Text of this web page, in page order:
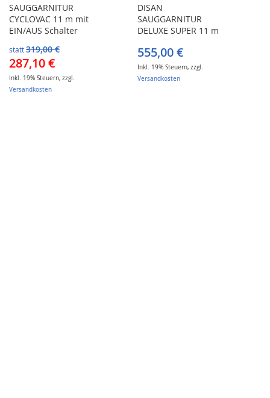
SAUGGARNITUR
CYCLOVAC 11 m mit
EIN/AUS Schalter
statt319,00 €
Sonderangebot
287,10 €
Inkl. 19% Steuern, zzgl.
Versandkosten
DISAN
SAUGGARNITUR
DELUXE SUPER 11 m
555,00 €
Inkl. 19% Steuern,zzgl.
Versandkosten